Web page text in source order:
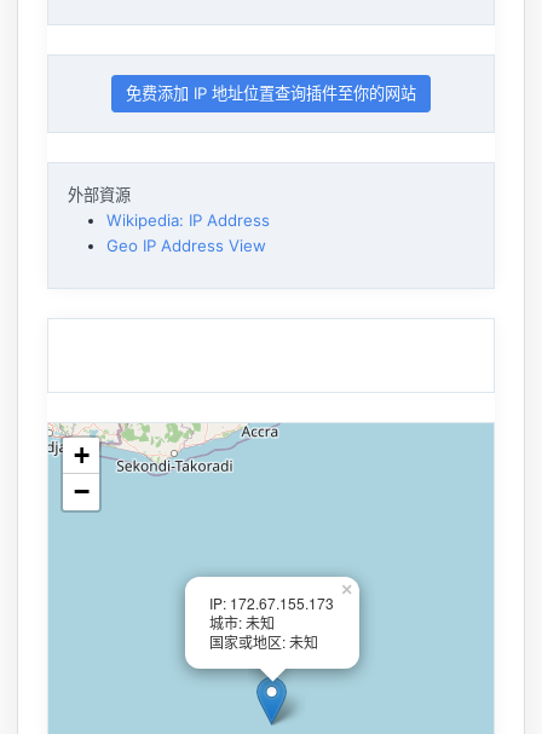
免费添加 IP 地址位置查询插件至你的网站
外部資源
Wikipedia: IP Address
Geo IP Address View
IP: 172.67.155.173
城市: 未知
国家或地区: 未知
×
+
−